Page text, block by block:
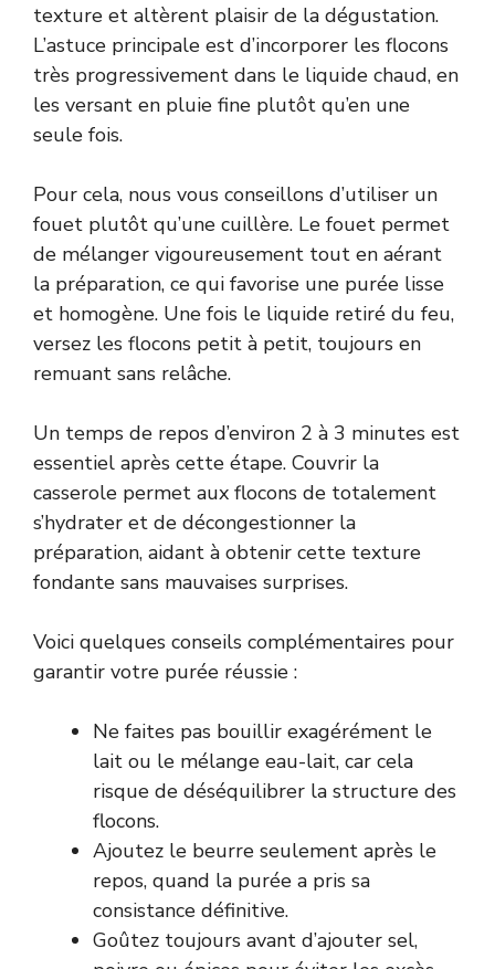
texture et altèrent plaisir de la dégustation.
L’astuce principale est d’incorporer les flocons
très progressivement dans le liquide chaud, en
les versant en pluie fine plutôt qu’en une
seule fois.
Pour cela, nous vous conseillons d’utiliser un
fouet plutôt qu’une cuillère. Le fouet permet
de mélanger vigoureusement tout en aérant
la préparation, ce qui favorise une purée lisse
et homogène. Une fois le liquide retiré du feu,
versez les flocons petit à petit, toujours en
remuant sans relâche.
Un temps de repos d’environ 2 à 3 minutes est
essentiel après cette étape. Couvrir la
casserole permet aux flocons de totalement
s’hydrater et de décongestionner la
préparation, aidant à obtenir cette texture
fondante sans mauvaises surprises.
Voici quelques conseils complémentaires pour
garantir votre purée réussie :
Ne faites pas bouillir exagérément le
lait ou le mélange eau-lait, car cela
risque de déséquilibrer la structure des
flocons.
Ajoutez le beurre seulement après le
repos, quand la purée a pris sa
consistance définitive.
Goûtez toujours avant d’ajouter sel,